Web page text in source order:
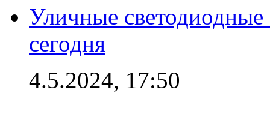
Уличные
сегодня
4.5.2024, 17:50